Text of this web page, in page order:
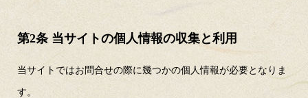
第2条 当サイトの個人情報の収集と利用
当サイトではお問合せの際に幾つかの個人情報が必要となりま
す。